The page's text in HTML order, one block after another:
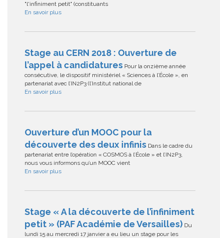
"l'infiniment petit" (constituants
En savoir plus
Stage au CERN 2018 : Ouverture de
l’appel à candidatures Pour la onzième année
consécutive, le dispositif ministériel « Sciences à l’École », en
partenariat avec l’IN2P3 (l’Institut national de
En savoir plus
Ouverture d’un MOOC pour la
découverte des deux infinis Dans le cadre du
partenariat entre l’opération « COSMOS à l’École » et l’IN2P3,
nous vous informons qu’un MOOC vient
En savoir plus
Stage « A la découverte de l’infiniment
petit » (PAF Académie de Versailles) Du
lundi 15 au mercredi 17 janvier a eu lieu un stage pour les